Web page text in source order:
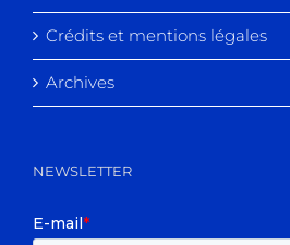
Crédits et mentions légales
Archives
NEWSLETTER